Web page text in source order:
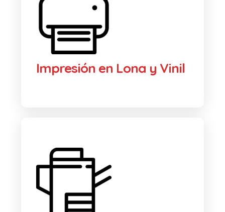
Impresión en Lona y Vinil